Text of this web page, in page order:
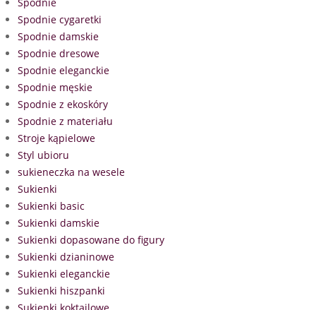
Spodnie cygaretki
Spodnie damskie
Spodnie dresowe
Spodnie eleganckie
Spodnie męskie
Spodnie z ekoskóry
Spodnie z materiału
Stroje kąpielowe
Styl ubioru
sukieneczka na wesele
Sukienki
Sukienki basic
Sukienki damskie
Sukienki dopasowane do figury
Sukienki dzianinowe
Sukienki eleganckie
Sukienki hiszpanki